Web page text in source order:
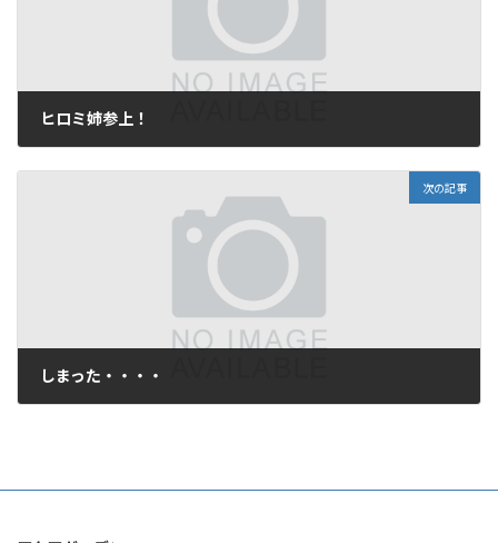
ヒロミ姉参上！
次の記事
しまった・・・・